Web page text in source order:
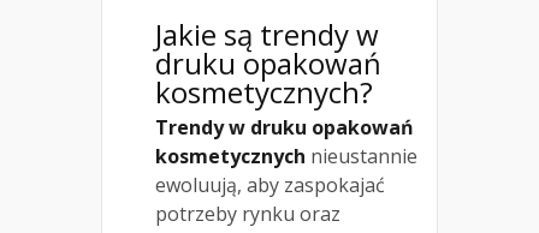
Jakie są trendy w
druku opakowań
kosmetycznych?
Trendy w druku opakowań
kosmetycznych nieustannie
ewoluują, aby zaspokajać
potrzeby rynku oraz